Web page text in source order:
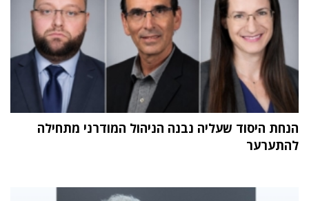
הנחת היסוד שעליה נבנה הניהול המודרני מתחילה
להתערער